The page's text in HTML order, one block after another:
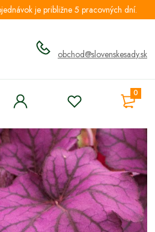
je približne 5 pracovných dní.
obchod@slovenskesady.sk
0